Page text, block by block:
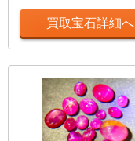
買取宝石詳細へ